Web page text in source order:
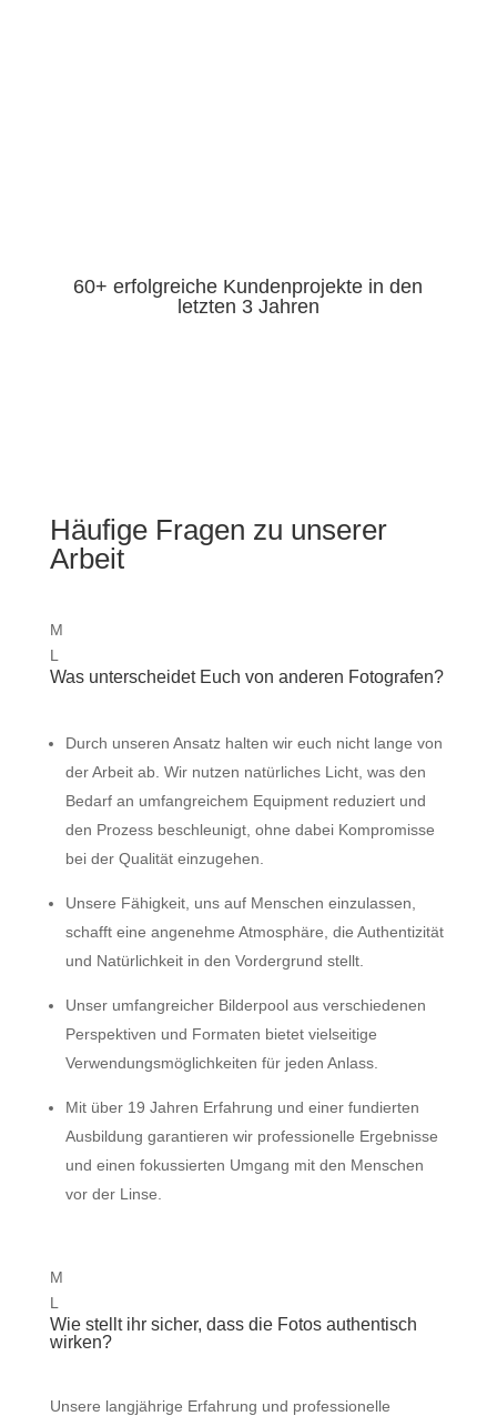
60+ erfolgreiche Kundenprojekte in den
letzten 3 Jahren
Häufige Fragen zu unserer
Arbeit
M
L
Was unterscheidet Euch von anderen Fotografen?
Durch unseren Ansatz halten wir euch nicht lange von
der Arbeit ab. Wir nutzen natürliches Licht, was den
Bedarf an umfangreichem Equipment reduziert und
den Prozess beschleunigt, ohne dabei Kompromisse
bei der Qualität einzugehen.
Unsere Fähigkeit, uns auf Menschen einzulassen,
schafft eine angenehme Atmosphäre, die Authentizität
und Natürlichkeit in den Vordergrund stellt.
Unser umfangreicher Bilderpool aus verschiedenen
Perspektiven und Formaten bietet vielseitige
Verwendungsmöglichkeiten für jeden Anlass.
Mit über 19 Jahren Erfahrung und einer fundierten
Ausbildung garantieren wir professionelle Ergebnisse
und einen fokussierten Umgang mit den Menschen
vor der Linse.
M
L
Wie stellt ihr sicher, dass die Fotos authentisch
wirken?
Unsere langjährige Erfahrung und professionelle